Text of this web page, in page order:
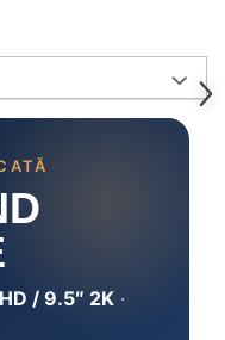
/ 9.5″ 2K ·